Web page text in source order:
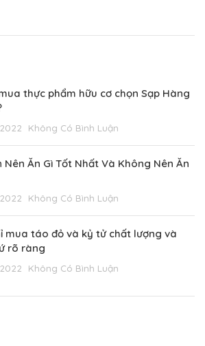
thực phẩm hữu cơ chọn Sạp Hàng
Không Có Bình Luận
Nên Ăn Gì Tốt Nhất Và Không Nên Ăn
Không Có Bình Luận
mua táo đỏ và kỷ tử chất lượng và
rõ ràng
Không Có Bình Luận